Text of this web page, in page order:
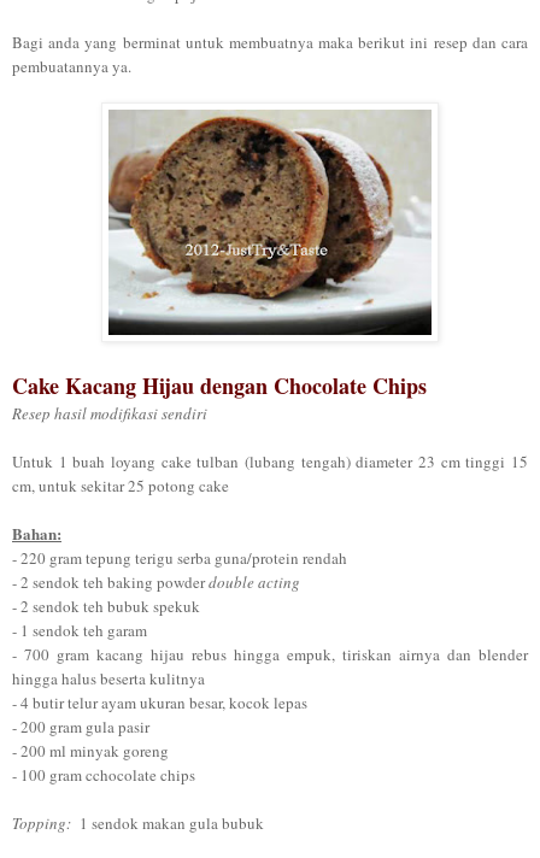
Bagi anda yang berminat untuk membuatnya maka berikut ini resep dan cara
pembuatannya ya.
Cake Kacang Hijau dengan Chocolate Chips
Resep hasil modifikasi sendiri
Untuk 1 buah loyang cake tulban (lubang tengah) diameter 23 cm tinggi 15
cm, untuk sekitar 25 potong cake
Bahan:
- 220 gram tepung terigu serba guna/protein rendah
- 2 sendok teh baking powderdouble acting
- 2 sendok teh bubuk spekuk
- 1 sendok teh garam
- 700 gram kacang hijau rebus hingga empuk, tiriskan airnya dan blender
hingga halus beserta kulitnya
- 4 butir telur ayam ukuran besar, kocok lepas
- 200 gram gula pasir
- 200 ml minyak goreng
- 100 gram cchocolate chips
Topping: 1 sendok makan gula bubuk